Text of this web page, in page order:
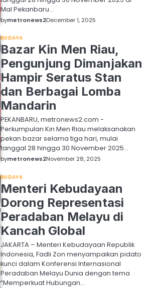
Mal Pekanbaru…
bymetronews2December 1, 2025
BUDAYA
Bazar Kin Men Riau,
Pengunjung Dimanjakan
Hampir Seratus Stan
dan Berbagai Lomba
Mandarin
PEKANBARU, metronews2.com -
Perkumpulan Kin Men Riau melaksanakan
pekan bazar selama tiga hari, mulai
tanggal 28 hingga 30 November 2025…
bymetronews2November 28, 2025
BUDAYA
Menteri Kebudayaan
Dorong Representasi
Peradaban Melayu di
Kancah Global
JAKARTA – Menteri Kebudayaan Republik
Indonesia, Fadli Zon menyampaikan pidato
kunci dalam Konferensi Internasional
Peradaban Melayu Dunia dengan tema
“Memperkuat Hubungan…